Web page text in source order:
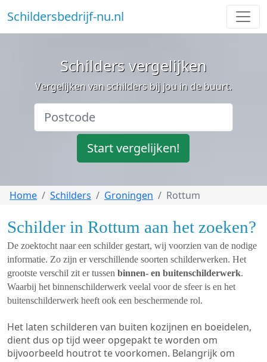
Schildersbedrijf-nu.nl
Schilders vergelijken
Vergelijken van schilders bij jou in de buurt.
Start vergelijken!
Home Schilders Groningen Rottum
Schilder in Rottum aan het zoeken?
De zoektocht naar een schilder gestart, wij voorzien van de nodige
informatie. Zo zijn er verschillende soorten schilderwerken. Het
grootste verschil zit er tussen binnen- en buitenschilderwerk.
Waarbij het binnenschilderwerk veelal voor de sfeer is en het
buitenschilderwerk heeft ook een beschermende rol.
Het laten schilderen van buiten kozijnen en boeidelen,
dient dus op tijd weer opgepakt te worden om
bijvoorbeeld houtrot te voorkomen. Belangrijk om